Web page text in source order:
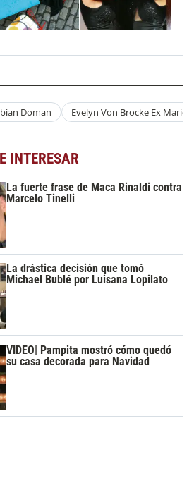
Doman Evelyn Von Brocke Ex Marido
INTERESAR
La fuerte frase de Maca Rinaldi contra
Marcelo Tinelli
La drástica decisión que tomó
Michael Bublé por Luisana Lopilato
VIDEO| Pampita mostró cómo quedó
su casa decorada para Navidad